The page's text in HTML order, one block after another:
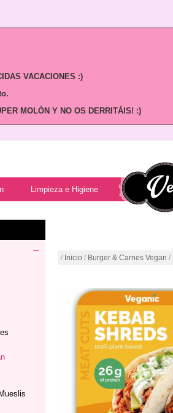
VACACIONES :)
MOLÓN Y NO OS DERRITÁIS! :)
Limpieza e Higiene
/ Inicio / Burger & Carnes Vegan /